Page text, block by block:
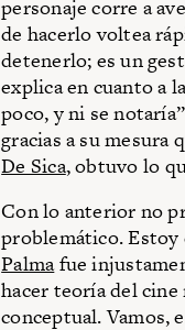
personaje corre a
de hacerlo voltea
detenerlo; es un
explica en cuanto a
poco, y ni se
gracias a su
De Sica, obtuvo lo
Con lo anterior no
problemático.
Palmafue
hacer teoría del
conceptual. Vamos,